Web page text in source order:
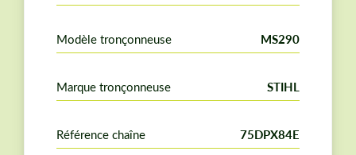
Modèle tronçonneuse MS290
Marque tronçonneuse STIHL
Référence chaîne 75DPX84E